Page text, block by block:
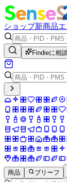
ショップ新商品エ
Findieに相談
商品 ブリーフ